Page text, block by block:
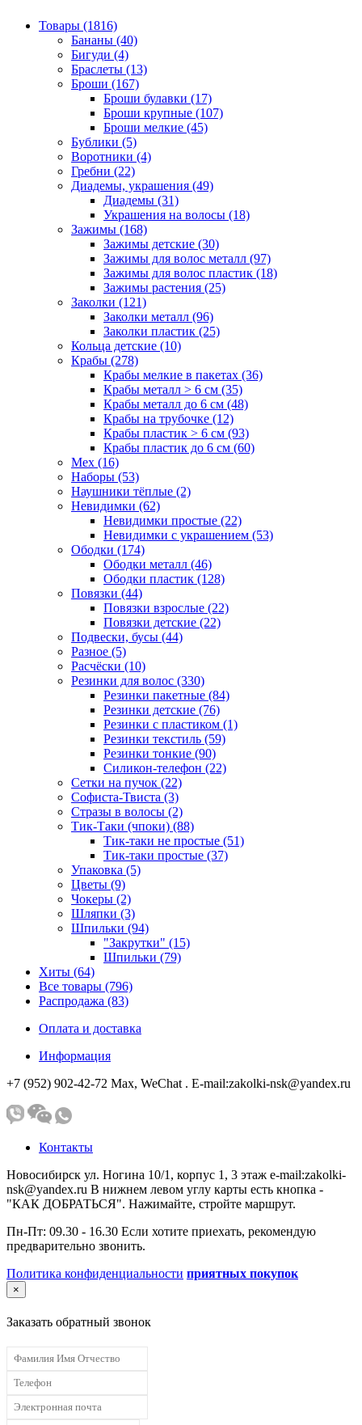
Товары (1816)
Бананы (40)
Бигуди (4)
Браслеты (13)
Броши (167)
Броши булавки (17)
Броши крупные (107)
Броши мелкие (45)
Бублики (5)
Воротники (4)
Гребни (22)
Диадемы, украшения (49)
Диадемы (31)
Украшения на волосы (18)
Зажимы (168)
Зажимы детские (30)
Зажимы для волос металл (97)
Зажимы для волос пластик (18)
Зажимы растения (25)
Заколки (121)
Заколки металл (96)
Заколки пластик (25)
Кольца детские (10)
Крабы (278)
Крабы мелкие в пакетах (36)
Крабы металл > 6 см (35)
Крабы металл до 6 см (48)
Крабы на трубочке (12)
Крабы пластик > 6 см (93)
Крабы пластик до 6 см (60)
Мех (16)
Наборы (53)
Наушники тёплые (2)
Невидимки (62)
Невидимки простые (22)
Невидимки с украшением (53)
Ободки (174)
Ободки металл (46)
Ободки пластик (128)
Повязки (44)
Повязки взрослые (22)
Повязки детские (22)
Подвески, бусы (44)
Разное (5)
Расчёски (10)
Резинки для волос (330)
Резинки пакетные (84)
Резинки детские (76)
Резинки с пластиком (1)
Резинки текстиль (59)
Резинки тонкие (90)
Силикон-телефон (22)
Сетки на пучок (22)
Софиста-Твиста (3)
Стразы в волосы (2)
Тик-Таки (чпоки) (88)
Тик-таки не простые (51)
Тик-таки простые (37)
Упаковка (5)
Цветы (9)
Чокеры (2)
Шляпки (3)
Шпильки (94)
"Закрутки" (15)
Шпильки (79)
Хиты (64)
Все товары (796)
Распродажа (83)
Оплата и доставка
Информация
+7 (952) 902-42-72 Мах, WeChat . E-mail:zakolki-nsk@yandex.ru
Контакты
Новосибирск ул. Ногина 10/1, корпус 1, 3 этаж e-mail:zakolki-
nsk@yandex.ru В нижнем левом углу карты есть кнопка -
"КАК ДОБРАТЬСЯ". Нажимайте, стройте маршрут.
Пн-Пт: 09.30 - 16.30 Если хотите приехать, рекомендую
предварительно звонить.
Политика конфиденциальности приятных покупок
×
Заказать обратный звонок